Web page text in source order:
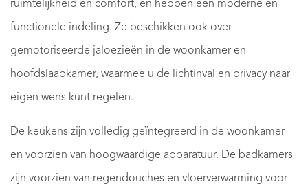
ruimtelijkheid en comfort, en hebben een moderne en
functionele indeling. Ze beschikken ook over
gemotoriseerde jaloezieën in de woonkamer en
hoofdslaapkamer, waarmee u de lichtinval en privacy naar
eigen wens kunt regelen.
De keukens zijn volledig geïntegreerd in de woonkamer
en voorzien van hoogwaardige apparatuur. De badkamers
zijn voorzien van regendouches en vloerverwarming voor